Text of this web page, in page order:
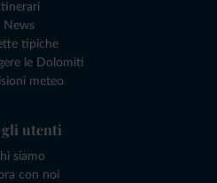
Itinerari
News
tipiche
le Dolomiti
meteo
gli utenti
siamo
con noi